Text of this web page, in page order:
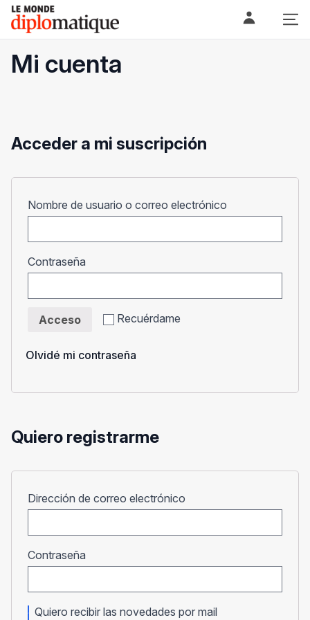
Skip
content
Le monde diplomatique
Mi cuenta
Acceder a mi suscripción
Nombre de usuario o correo electrónico
Contraseña
Recuérdame
Acceso
Olvidé mi contraseña
Quiero registrarme
Dirección de correo electrónico
Contraseña
Quiero recibir las novedades por mail